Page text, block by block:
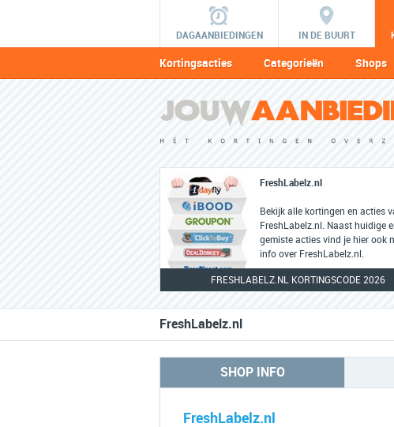
DAGAANBIEDINGEN IN DE BUURT
Kortingsacties Categorieën Shops
FreshLabelz.nl
Bekijk alle kortingen en acties
FreshLabelz.nl. Naast huidige
gemiste acties vind je hier ook
info over FreshLabelz.nl.
FRESHLABELZ.NL KORTINGSCODE 2026
FreshLabelz.nl
SHOP INFO
FreshLabelz.nl